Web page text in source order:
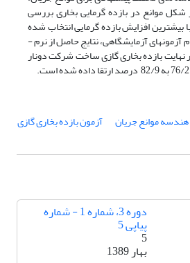
موانع در بازده گرمایی بخاری بررسی
افزایش بازده گرمایی انتخاب شده
و در نهایت با ساخت و انجام آزمون­های آزمایشگاهی، نتایج حاصل از نرم ­
نهایت بازده بخاری گازی ساخت شرکت دونار
هندسه موانع جریان آزمون بازده بخاری گازی
دوره 3، شماره 1 - شماره
پیاپی 5
5
بهار 1389